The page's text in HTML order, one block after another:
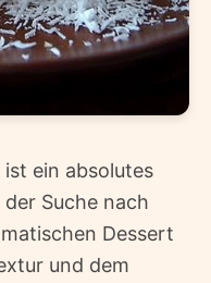
ein absolutes
Suche nach
Dessert
und dem